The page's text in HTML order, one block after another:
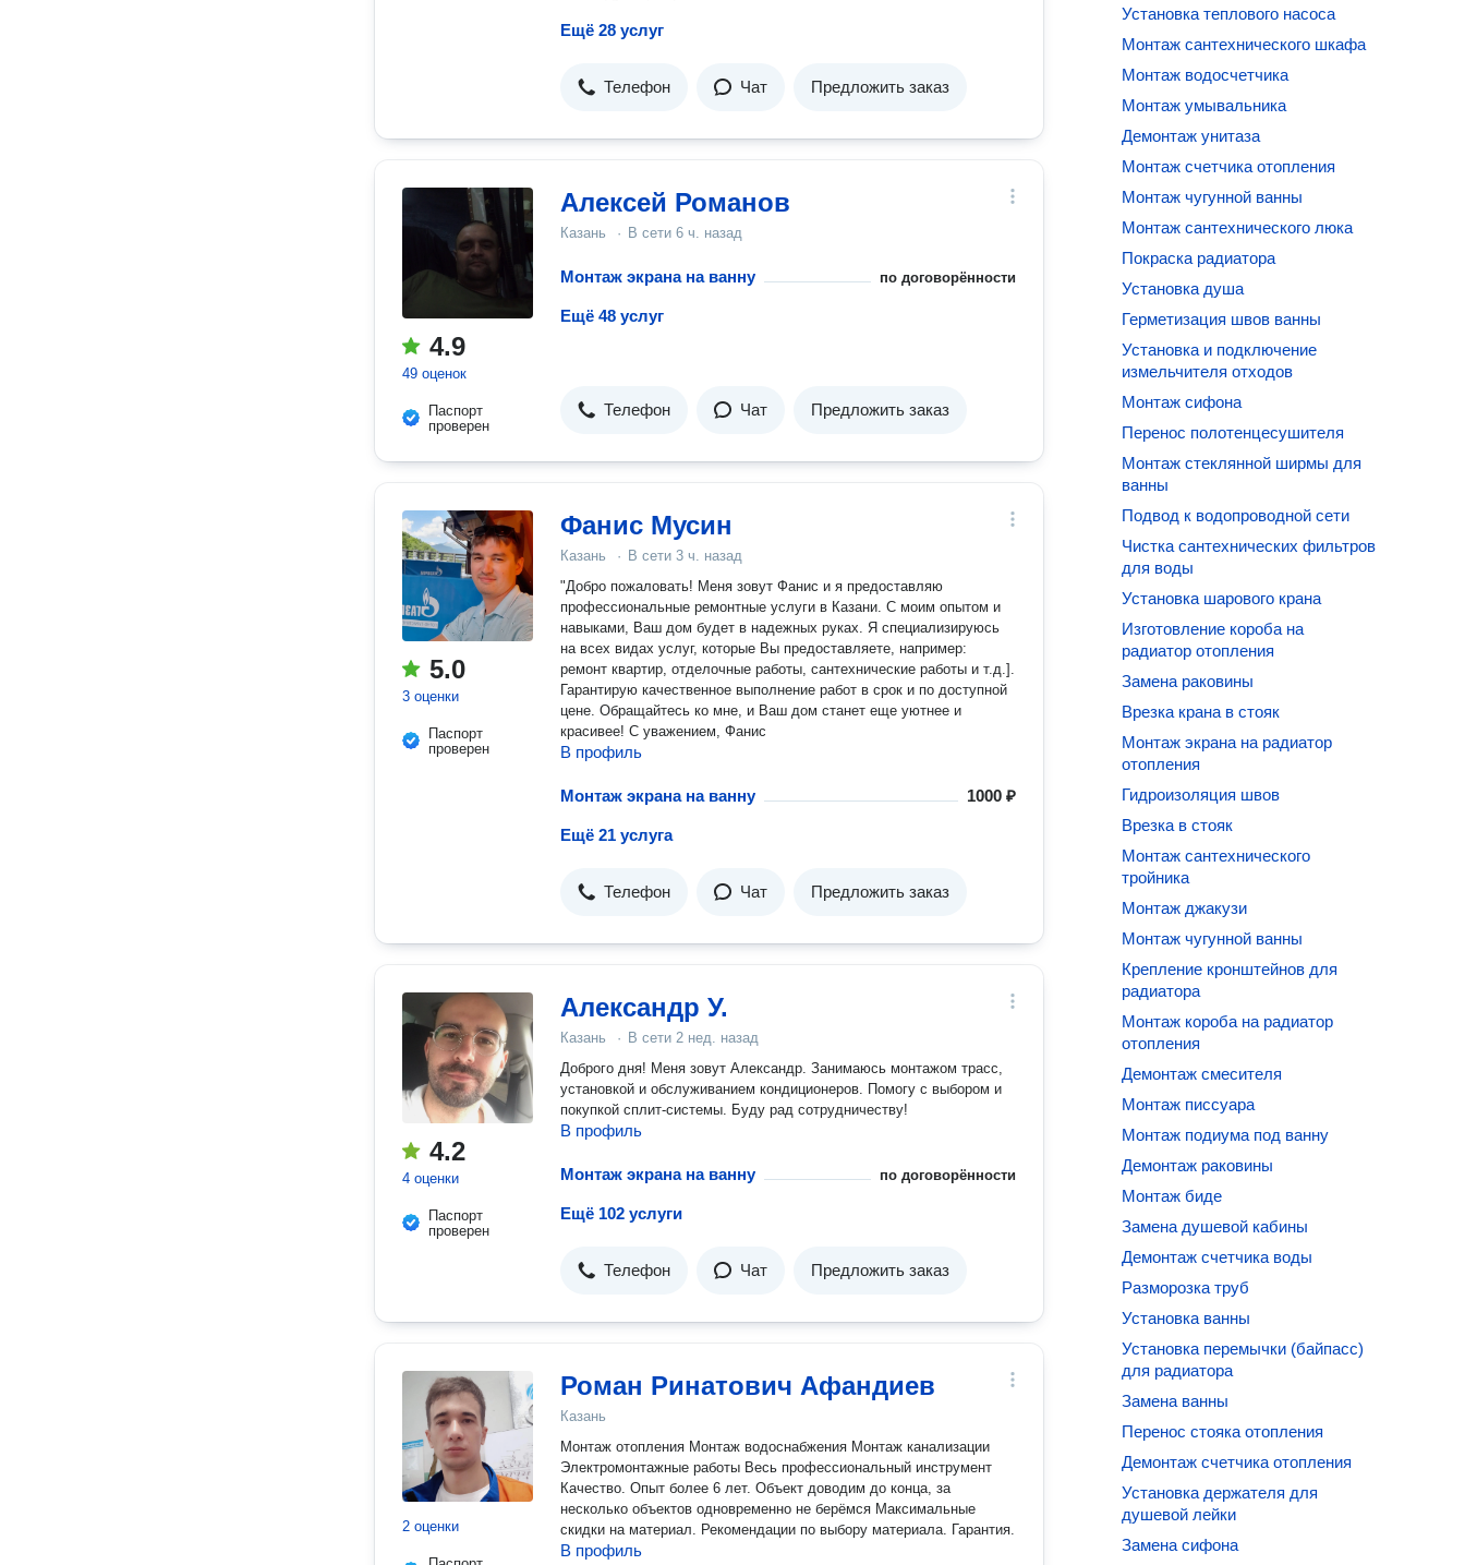
Ещё 28 услуг
Телефон Чат Предложить заказ
4.9
49 оценок
Паспорт
проверен
Алексей Романов
Казань · В сети 6 ч. назад
Монтаж экрана на ванну по договорённости
Ещё 48 услуг
Телефон Чат Предложить заказ
5.0
3 оценки
Паспорт
проверен
Фанис Мусин
Казань · В сети 3 ч. назад
"Добро пожаловать! Меня зовут Фанис и я предоставляю
профессиональные ремонтные услуги в Казани. С моим опытом и
навыками, Ваш дом будет в надежных руках. Я специализируюсь
на всех видах услуг, которые Вы предоставляете, например:
ремонт квартир, отделочные работы, сантехнические работы и т.д.].
Гарантирую качественное выполнение работ в срок и по доступной
цене. Обращайтесь ко мне, и Ваш дом станет еще уютнее и
красивее! С уважением, Фанис
В профиль
Монтаж экрана на ванну 1000 ₽
Ещё 21 услуга
Телефон Чат Предложить заказ
4.2
4 оценки
Паспорт
проверен
Александр У.
Казань · В сети 2 нед. назад
Доброго дня! Меня зовут Александр. Занимаюсь монтажом трасс,
установкой и обслуживанием кондиционеров. Помогу с выбором и
покупкой сплит-системы. Буду рад сотрудничеству!
В профиль
Монтаж экрана на ванну по договорённости
Ещё 102 услуги
Телефон Чат Предложить заказ
2 оценки
Роман Ринатович Афандиев
Казань
Монтаж отопления Монтаж водоснабжения Монтаж канализации
Электромонтажные работы Весь профессиональный инструмент
Качество. Опыт более 6 лет. Объект доводим до конца, за
несколько объектов одновременно не берёмся Максимальные
скидки на материал. Рекомендации по выбору материала. Гарантия.
В профиль
Установка теплового насоса
Монтаж сантехнического шкафа
Монтаж водосчетчика
Монтаж умывальника
Демонтаж унитаза
Монтаж счетчика отопления
Монтаж чугунной ванны
Монтаж сантехнического люка
Покраска радиатора
Установка душа
Герметизация швов ванны
Установка и подключение
измельчителя отходов
Монтаж сифона
Перенос полотенцесушителя
Монтаж стеклянной ширмы для
ванны
Подвод к водопроводной сети
Чистка сантехнических фильтров
для воды
Установка шарового крана
Изготовление короба на
радиатор отопления
Замена раковины
Врезка крана в стояк
Монтаж экрана на радиатор
отопления
Гидроизоляция швов
Врезка в стояк
Монтаж сантехнического
тройника
Монтаж джакузи
Монтаж чугунной ванны
Крепление кронштейнов для
радиатора
Монтаж короба на радиатор
отопления
Демонтаж смесителя
Монтаж писсуара
Монтаж подиума под ванну
Демонтаж раковины
Монтаж биде
Замена душевой кабины
Демонтаж счетчика воды
Разморозка труб
Установка ванны
Установка перемычки (байпасс)
для радиатора
Замена ванны
Перенос стояка отопления
Демонтаж счетчика отопления
Установка держателя для
душевой лейки
Замена сифона